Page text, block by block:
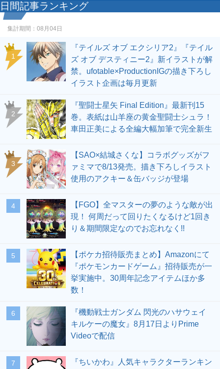
日間記事ランキング
集計期間： 08月04日
1
『テイルズ オブ エクシリア2』『テイル
ズ オブ デスティニー2』新イラストが解
禁。ufotable×ProductionIGの描き下ろし
イラスト企画は毎月更新
2
『聖闘士星矢 Final Edition』最新刊15
巻。表紙は山羊座の黄金聖闘士シュラ！
車田正美による全編大幅加筆で完全新生
3
【SAO×結城さくな】コラボグッズがフ
ァミマで8/13発売。描き下ろしイラスト
使用のアクキー＆缶バッジが登場
4
【FGO】全マスターの夢のような敵が出
現！ 何周だって回りたくなるけど1回き
り＆期間限定なのでお忘れなく!!
5
【ポケカ招待販売まとめ】Amazonにて
『ポケモンカードゲーム』招待販売が一
挙実施中。30周年記念アイテムほか多
数！
6
『機動戦士ガンダム 閃光のハサウェイ
キルケーの魔女』8月17日よりPrime
Videoで配信
7
『ちいかわ』人気キャラクターランキン